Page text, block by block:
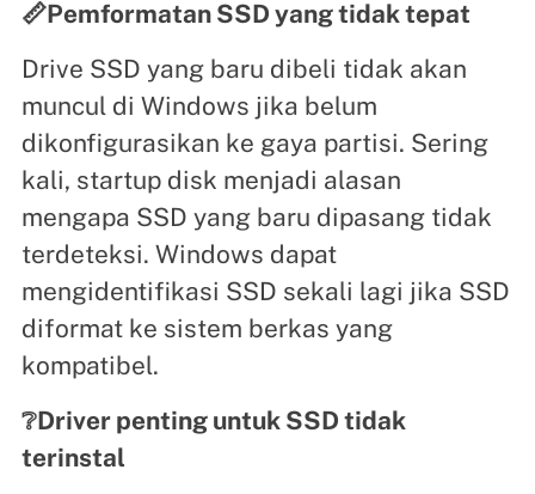
📏Pemformatan SSD yang tidak tepat
Drive SSD yang baru dibeli tidak akan
muncul di Windows jika belum
dikonfigurasikan ke gaya partisi. Sering
kali, startup disk menjadi alasan
mengapa SSD yang baru dipasang tidak
terdeteksi. Windows dapat
mengidentifikasi SSD sekali lagi jika SSD
diformat ke sistem berkas yang
kompatibel.
❔Driver penting untuk SSD tidak
terinstal